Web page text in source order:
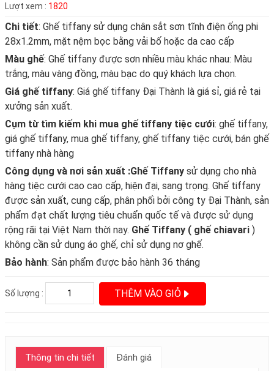
Lượt xem : 1820
Chi tiết: Ghế tiffany sử dụng chân sắt sơn tĩnh điện ống phi
28x1.2mm, mặt nệm bọc bằng vải bố hoặc da cao cấp
Màu ghế: Ghế tiffany được sơn nhiều màu khác nhau: Màu
trắng, màu vàng đồng, màu bạc do quý khách lựa chọn.
Giá ghế tiffany: Giá ghế tiffany Đại Thành là giá sỉ, giá rẻ tại
xưởng sản xuất.
Cụm từ tìm kiếm khi mua ghế tiffany tiệc cưới: ghế tiffany,
giá ghế tiffany, mua ghế tiffany, ghế tiffany tiệc cưới, bán ghế
tiffany nhà hàng
Công dụng và nơi sản xuất :Ghế Tiffany sử dụng cho nhà
hàng tiệc cưới cao cao cấp, hiện đại, sang trọng. Ghế tiffany
được sản xuất, cung cấp, phân phối bởi công ty Đại Thành, sản
phẩm đạt chất lượng tiêu chuẩn quốc tế và được sử dụng
rộng rãi tại Việt Nam thời nay. Ghế Tiffany ( ghế chiavari )
không cần sử dụng áo ghế, chỉ sử dụng nơ ghế.
Bảo hành: Sản phẩm được bảo hành 36 tháng
Số lượng : THÊM VÀO GIỎ
Thông tin chi tiết Đánh giá